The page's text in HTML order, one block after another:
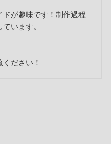
ドが趣味です！制作過程
います。
ださい！